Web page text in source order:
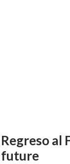
Regreso al
future